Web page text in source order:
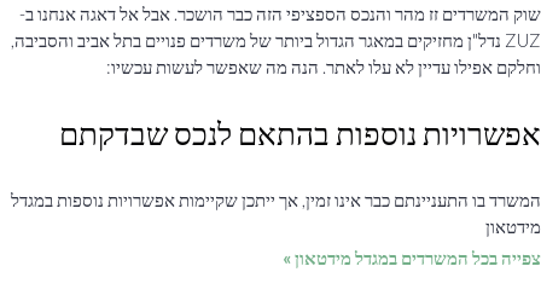
שוק המשרדים זז מהר והנכס הספציפי הזה כבר הושכר. אבל אל דאגה אנחנו ב-
ZUZ נדל"ן מחזיקים במאגר הגדול ביותר של משרדים פנויים בתל אביב והסביבה,
וחלקם אפילו עדיין לא עלו לאתר. הנה מה שאפשר לעשות עכשיו:
אפשרויות נוספות בהתאם לנכס שבדקתם
המשרד בו התעניינתם כבר אינו זמין, אך ייתכן שקיימות אפשרויות נוספות במגדל
מידטאון
צפייה בכל המשרדים במגדל מידטאון »